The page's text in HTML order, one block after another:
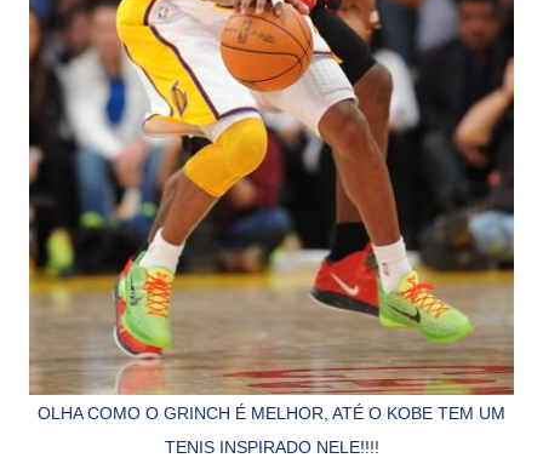
OLHA COMO O GRINCH É MELHOR, ATÉ O KOBE TEM UM
TENIS INSPIRADO NELE!!!!